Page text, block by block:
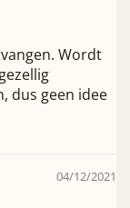
Wordt
dus geen idee
04/12/2021